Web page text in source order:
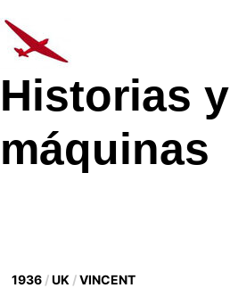
al
contenido
Historias y
máquinas
1936/UK /VINCENT